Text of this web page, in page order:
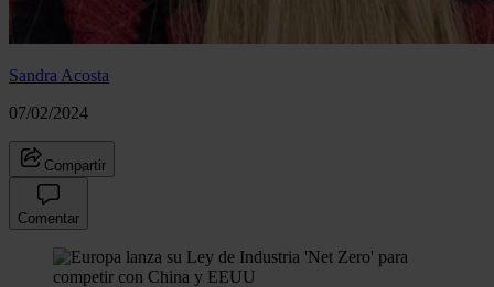
Sandra Acosta
07/02/2024
Compartir
Comentar